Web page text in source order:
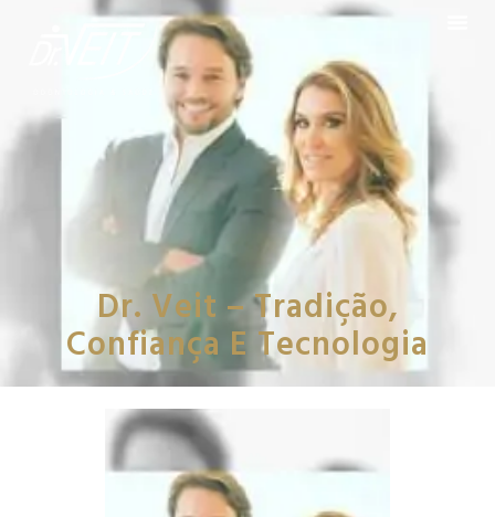
Dr. Veit – Tradição,
Confiança E Tecnologia